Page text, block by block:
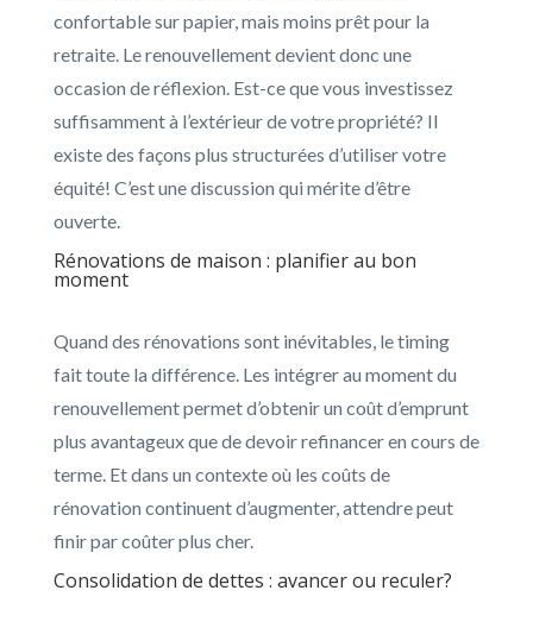
confortable sur papier, mais moins prêt pour la
retraite. Le renouvellement devient donc une
occasion de réflexion. Est-ce que vous investissez
suffisamment à l’extérieur de votre propriété? Il
existe des façons plus structurées d’utiliser votre
équité! C’est une discussion qui mérite d’être
ouverte.
Rénovations de maison : planifier au bon
moment
Quand des rénovations sont inévitables, le timing
fait toute la différence. Les intégrer au moment du
renouvellement permet d’obtenir un coût d’emprunt
plus avantageux que de devoir refinancer en cours de
terme. Et dans un contexte où les coûts de
rénovation continuent d’augmenter, attendre peut
finir par coûter plus cher.
Consolidation de dettes : avancer ou reculer?